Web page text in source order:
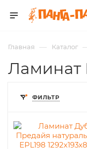
Главная — Каталог
Ламинат
ФИЛЬТР